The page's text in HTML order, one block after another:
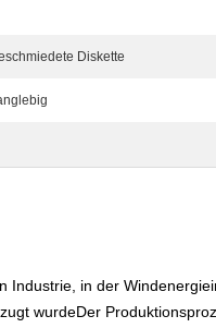
Diskette
Industrie, in der
wurdeDer